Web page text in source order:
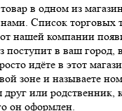
в одном из
Список торговых
нашей компании
поступит в ваш город,
идёте в этот
зоне и называете
или родственник,
он оформлен.